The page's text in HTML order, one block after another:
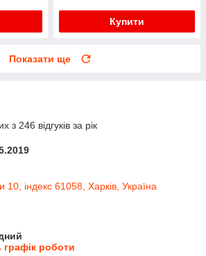
Купити
Показати ще
з 246 відгуків за рік
10, індекс 61058, Харків, Україна
графік роботи